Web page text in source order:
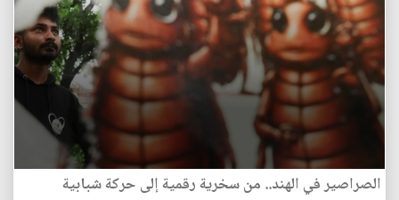
الصراصير في الهند.. من سخرية رقمية إلى حركة شبابية